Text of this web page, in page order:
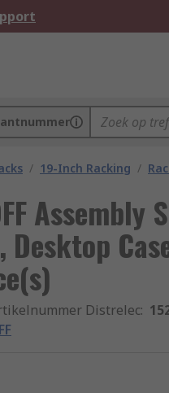
/ 19-Inch Racking /
Distrelec: